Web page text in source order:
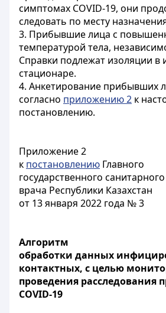
симптомах COVID-19, они
следовать по месту
3. Прибывшие лица с
температурой тела,
Справки подлежат изоляции
стационаре.
4. Анкетирование прибывших
согласно приложению 2 к
постановлению.
Приложение 2
к постановлению Главного
государственного санитарного
врача Республики Казахстан
от 13 января 2022 года № 3
Алгоритм
обработки данных
контактных, с целью
проведения расследования
COVID-19